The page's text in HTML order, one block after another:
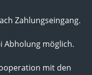
Zahlungseingang.
Abholung möglich.
mit den